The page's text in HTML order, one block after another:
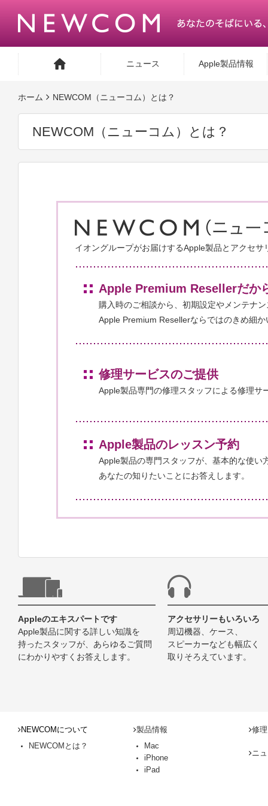
ニュース Apple製品情報
ホーム NEWCOM（ニューコム）とは？
NEWCOM（ニューコム）とは？
イオングループがお届けするApple製品とアクセ
Apple Premium Resellerだか
購入時のご相談から、初期設定やメンテナ
Apple Premium Resellerならではのきめ細
修理サービスのご提供
Apple製品専門の修理スタッフによる修理サ
Apple製品のレッスン予約
Apple製品の専門スタッフが、基本的な使い
あなたの知りたいことにお答えします。
Appleのエキスパートです
Apple製品に関する詳しい知識を
持ったスタッフが、あらゆるご質問
にわかりやすくお答えします。
アクセサリーもいろいろ
周辺機器、ケース、
スピーカーなども幅広く
取りそろえています。
NEWCOMについて
NEWCOMとは？
製品情報
Mac
iPhone
iPad
修
ニ